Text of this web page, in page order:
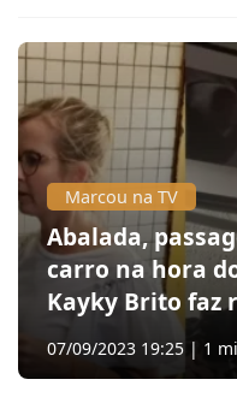
Marcou na TV
Abalada,
carro na hora
Kayky Brito faz
07/09/2023 19:25 | 1